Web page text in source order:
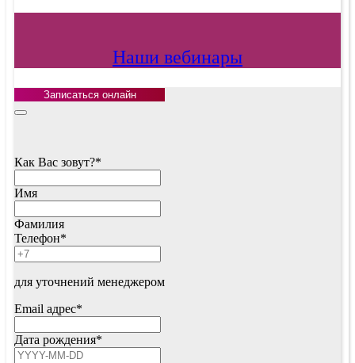
Наши вебинары
Записаться онлайн
Как Вас зовут?*
Имя
Фамилия
Телефон*
для уточнений менеджером
Email адрес*
Дата рождения*